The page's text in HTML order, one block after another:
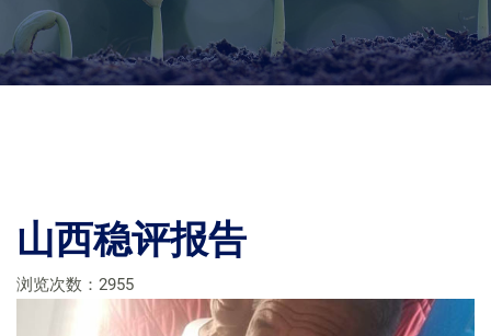
山西稳评报告
浏览次数：2955